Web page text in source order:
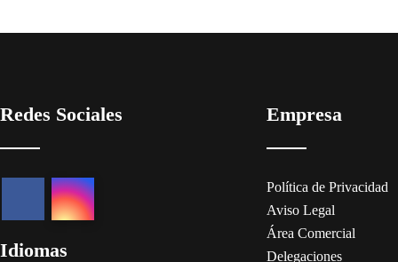
Redes Sociales
Idiomas
Empresa
Política de Privacidad
Aviso Legal
Área Comercial
Delegaciones